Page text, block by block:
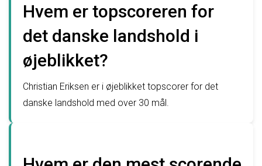
Hvem er topscoreren for
det danske landshold i
øjeblikket?
Christian Eriksen er i øjeblikket topscorer for det
danske landshold med over 30 mål.